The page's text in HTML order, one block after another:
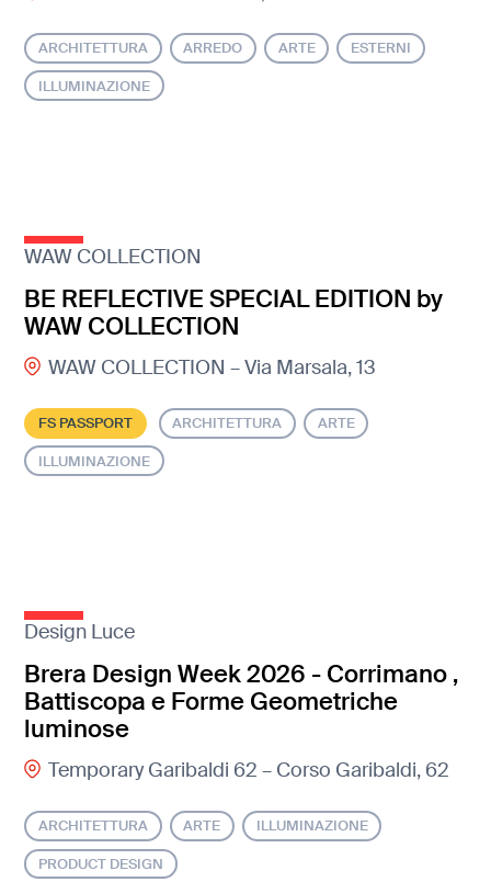
ARCHITETTURA ARREDO ARTE ESTERNI
ILLUMINAZIONE
WAW COLLECTION
BE REFLECTIVE SPECIAL EDITION by
WAW COLLECTION
WAW COLLECTION – Via Marsala, 13
FS PASSPORT ARCHITETTURA ARTE
ILLUMINAZIONE
Design Luce
Brera Design Week 2026 - Corrimano ,
Battiscopa e Forme Geometriche
luminose
Temporary Garibaldi 62 – Corso Garibaldi, 62
ARCHITETTURA ARTE ILLUMINAZIONE
PRODUCT DESIGN